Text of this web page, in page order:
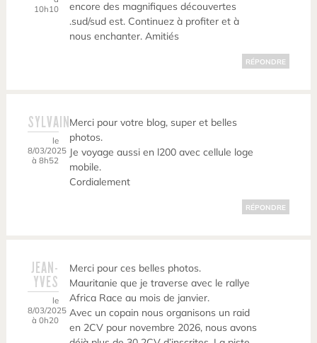
10h10
encore des magnifiques découvertes
.sud/sud est. Continuez à profiter et à
nous enchanter. Amitiés
RÉPONDRE
SYLVAIN
le
8/03/2025
à 8h52
Merci pour votre blog, super et belles
photos.
Je voyage aussi en l200 avec cellule loge
mobile.
Cordialement
RÉPONDRE
JEAN-
YVES
le
8/03/2025
à 0h20
Merci pour ces belles photos.
Mauritanie que je traverse avec le rallye
Africa Race au mois de janvier.
Avec un copain nous organisons un raid
en 2CV pour novembre 2026, nous avons